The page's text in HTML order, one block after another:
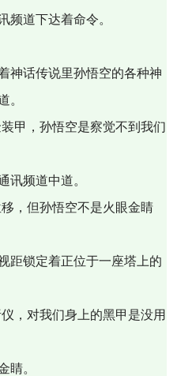
频道下达着命令。
神话传说里孙悟空的各种神
。
甲，孙悟空是察觉不到我们
讯频道中道。
，但孙悟空不是火眼金睛
距锁定着正位于一座塔上的
，对我们身上的黑甲是没用
睛。